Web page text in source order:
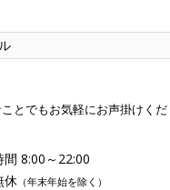
ことでもお気軽にお声掛けくだ
間 8:00～22:00
休 （年末年始を除く）